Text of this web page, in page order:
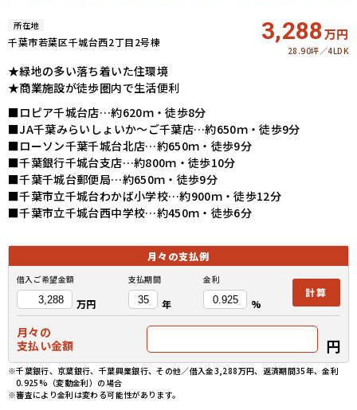
所在地
千葉市若葉区千城台西2丁目2号棟 3,288万円
28.90坪 4LDK
★緑地の多い落ち着いた住環境
★商業施設が徒歩圏内で生活便利
■ロピア千城台店…約620ｍ・徒歩8分
■JA千葉みらいしょいか～ご千葉店…約650ｍ・徒歩9分
■ローソン千葉千城台北店…約650ｍ・徒歩9分
■千葉銀行千城台支店…約800ｍ・徒歩10分
■千葉千城台郵便局…約650ｍ・徒歩9分
■千葉市立千城台わかば小学校…約900ｍ・徒歩12分
■千葉市立千城台西中学校…約450ｍ・徒歩6分
月々の支払例
借入ご希望金額
万円
支払期間
年
金利
%
計算
月々の
支払い金額
円
※千葉銀行、京葉銀行、千葉興業銀行、その他／借入金3,288万円、返済期間35年、金利
0.925%（変動金利）の場合
※審査により金利は変わる可能性があります。